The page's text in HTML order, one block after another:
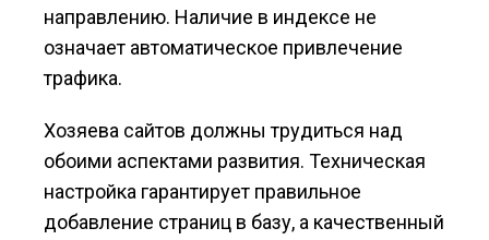
направлению. Наличие в индексе не
означает автоматическое привлечение
трафика.
Хозяева сайтов должны трудиться над
обоими аспектами развития. Техническая
настройка гарантирует правильное
добавление страниц в базу, а качественный